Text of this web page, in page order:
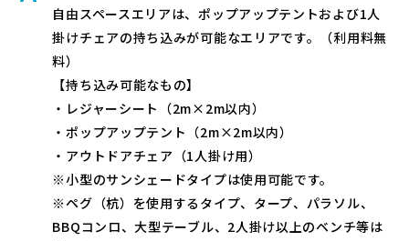
自由スペースエリアは、ポップアップテントおよび1人
掛けチェアの持ち込みが可能なエリアです。（利用料無
料）
【持ち込み可能なもの】
・レジャーシート（2m×2m以内）
・ポップアップテント（2m×2m以内）
・アウトドアチェア（1人掛け用）
※小型のサンシェードタイプは使用可能です。
※ペグ（杭）を使用するタイプ、タープ、パラソル、
BBQコンロ、大型テーブル、2人掛け以上のベンチ等は